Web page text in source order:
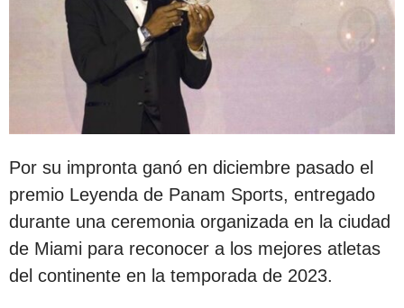
Por su impronta ganó en diciembre pasado el
premio Leyenda de Panam Sports, entregado
durante una ceremonia organizada en la ciudad
de Miami para reconocer a los mejores atletas
del continente en la temporada de 2023.